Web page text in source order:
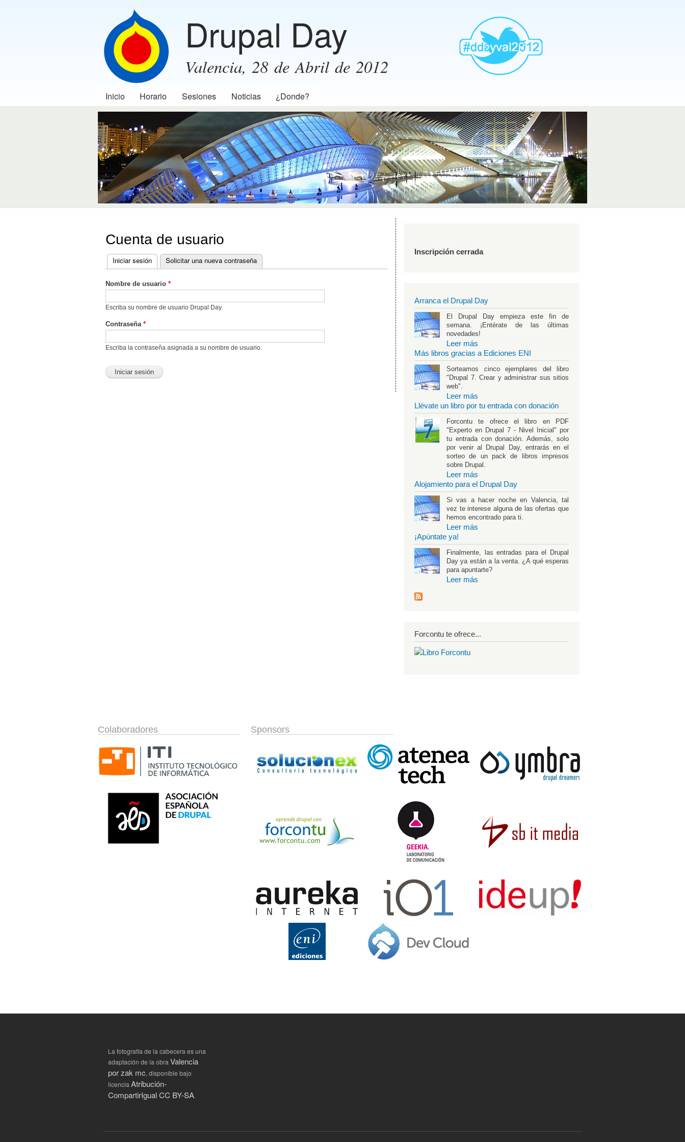
principal
Drupal Day
Valencia, 28 de Abril de 2012
AddthisTwtter
Menú principal
Inicio Horario Sesiones Noticias ¿Donde?
Cuenta de usuario
Solapas principales
Iniciar sesión (solapa activa)
Solicitar una nueva contraseña
Nombre de usuario *
Escriba su nombre de usuario Drupal Day.
Contraseña *
Escriba la contraseña asignada a su nombre de usuario.
Inscripción cerrada
Arranca el Drupal Day
El Drupal Day empieza este fin de
semana. ¡Entérate de las últimas
novedades!
Leer más
Más libros gracias a Ediciones ENI
Sorteamos cinco ejemplares del libro
"Drupal 7. Crear y administrar sus sitios
web".
Leer más
Llévate un libro por tu entrada con donación
Forcontu te ofrece el libro en PDF
"Experto en Drupal 7 - Nivel Inicial" por
tu entrada con donación. Además, solo
por venir al Drupal Day, entrarás en el
sorteo de un pack de libros impresos
sobre Drupal.
Leer más
Alojamiento para el Drupal Day
Si vas a hacer noche en Valencia, tal
vez te interese alguna de las ofertas que
hemos encontrado para ti.
Leer más
¡Apúntate ya!
Finalmente, las entradas para el Drupal
Day ya están a la venta. ¿A qué esperas
para apuntarte?
Leer más
Forcontu te ofrece...
Colaboradores Sponsors
La fotografía de la cabecera es una
adaptación de la obra Valencia
por zak mc, disponible bajo
licencia Atribución-
CompartirIgual CC BY-SA.